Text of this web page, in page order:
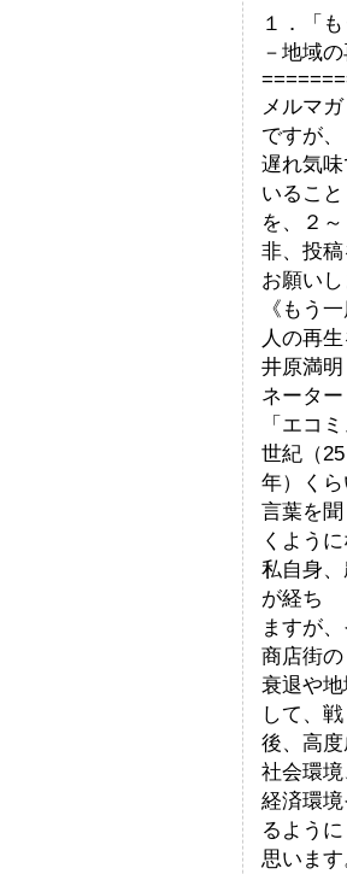
１．「
－地域
メルマ
ですが、
遅れ気
いること
を、２
非、投稿
お願いし
《もう
人の再
井原満
ネーター
「エコ
世紀（25
年）く
言葉を聞
くように
私自身
が経ち
ますが
商店街の
衰退や
して、戦
後、高
社会環境
経済環
るように
思います